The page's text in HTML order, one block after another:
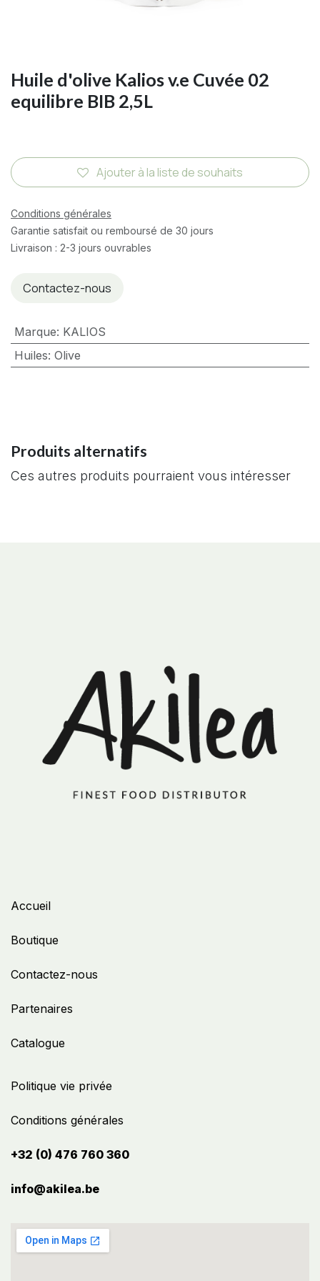
Huile d'olive Kalios v.e Cuvée 02
equilibre BIB 2,5L
Ajouter à la liste de souhaits
Conditions générales
Garantie satisfait ou remboursé de 30 jours
Livraison : 2-3 jours ouvrables
Contactez-nous
Marque: KALIOS
Huiles: Olive
Produits alternatifs
Ces autres produits pourraient vous intéresser
Politique vie privée
Conditions générales
+32 (0) 476 760 360
info@akilea.be​
Accueil
Boutique
Contactez-nous
Partenaires
Catalogue